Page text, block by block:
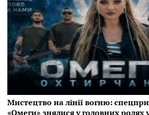
Мистецтво на лінії вогню:
«Омеги» знялися у головних ролях